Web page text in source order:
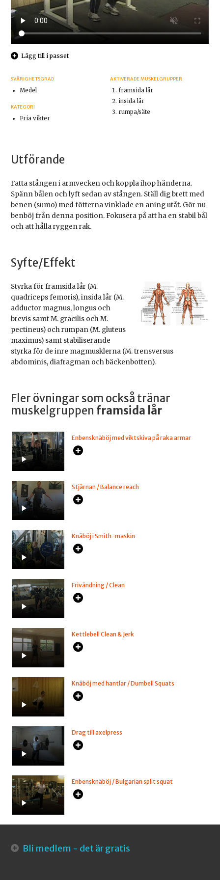
Lägg till i passet
SVÅRIGHETSGRAD
Medel
KATEGORI
Fria vikter
AKTIVERADE MUSKELGRUPPER
framsida lår
insida lår
rumpa/säte
Utförande
Fatta stången i armvecken och koppla ihop händerna.
Spänn bålen och lyft sedan av stången. Ställ dig brett med
benen (sumo) med fötterna vinklade en aning utåt. Gör nu
benböj från denna position. Fokusera på att ha en stabil bål
och att hålla ryggen rak.
Syfte/Effekt
Styrka för framsida lår (M.
quadriceps femoris), insida lår (M.
adductor magnus, longus och
brevis samt M. gracilis och M.
pectineus) och rumpan (M. gluteus
maximus) samt stabiliserande
styrka för de inre magmusklerna (M. trensversus
abdominis, diafragman och bäckenbotten).
Fler övningar som också tränar
muskelgruppen framsida lår
Enbensknäböj med viktskiva på raka armar
Stjärnan / Balance reach
Knäböj i Smith-maskin
Frivändning / Clean
Kettlebell Clean & Jerk
Knäböj med hantlar / Dumbell Squats
Drag till axelpress
Enbensknäböj / Bulgarian split squat
Bli medlem - det är gratis